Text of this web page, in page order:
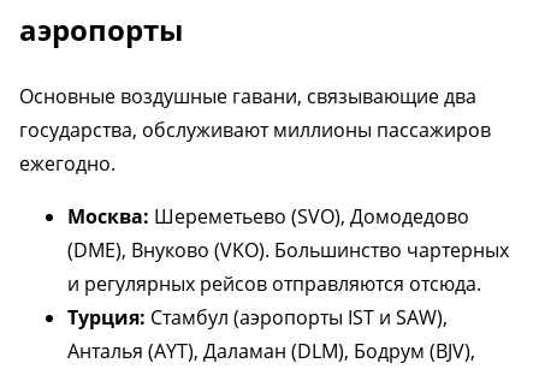
аэропорты
Основные воздушные гавани, связывающие два
государства, обслуживают миллионы пассажиров
ежегодно.
Москва: Шереметьево (SVO), Домодедово
(DME), Внуково (VKO). Большинство чартерных
и регулярных рейсов отправляются отсюда.
Турция: Стамбул (аэропорты IST и SAW),
Анталья (AYT), Даламан (DLM), Бодрум (BJV),